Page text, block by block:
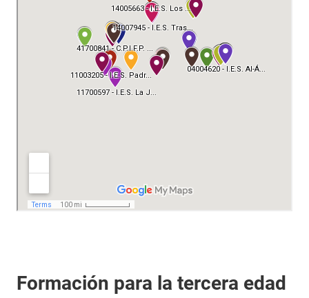
Formación para la tercera edad